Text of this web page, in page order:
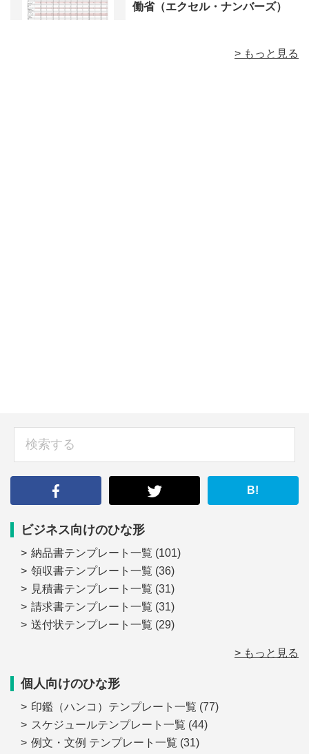
働省（エクセル・ナンバーズ）
> もっと見る
B!
ビジネス向けのひな形
納品書テンプレート一覧 (101)
領収書テンプレート一覧 (36)
見積書テンプレート一覧 (31)
請求書テンプレート一覧 (31)
送付状テンプレート一覧 (29)
> もっと見る
個人向けのひな形
印鑑（ハンコ）テンプレート一覧 (77)
スケジュールテンプレート一覧 (44)
例文・文例 テンプレート一覧 (31)